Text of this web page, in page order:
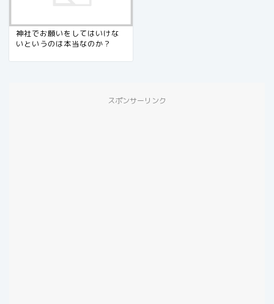
神社でお願いをしてはいけな
いというのは本当なのか？
スポンサーリンク